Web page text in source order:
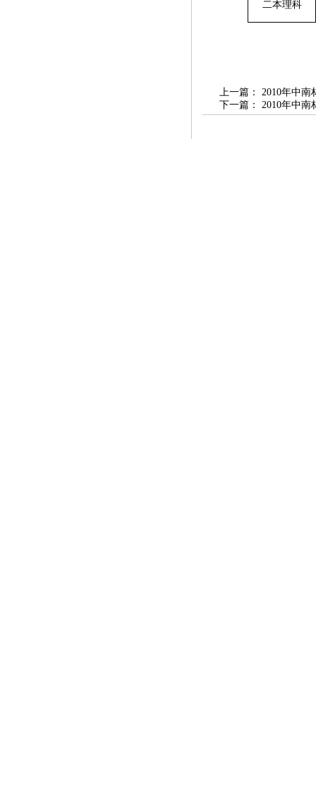
二本理科
上一篇： 2010年中南
下一篇： 2010年中南